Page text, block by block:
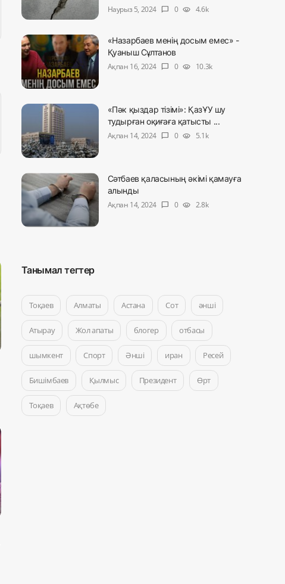
Наурыз 5, 2024
chat_bubble 0 visibility 4.6k
«Назарбаев менің досым емес» -
Қуаныш Сұлтанов
Ақпан 16, 2024
chat_bubble 0 visibility 10.3k
«Пәк қыздар тізімі»: ҚазҰУ шу
тудырған оқиғаға қатысты ...
Ақпан 14, 2024
chat_bubble 0 visibility 5.1k
Сәтбаев қаласының әкімі қамауға
алынды
Ақпан 14, 2024
chat_bubble 0 visibility 2.8k
Танымал тегтер
Тоқаев Алматы Астана Сот әнші
Атырау Жол апаты блогер отбасы
шымкент Спорт Әнші иран Ресей
Бишімбаев Қылмыс Президент Өрт
Тоқаев Ақтөбе